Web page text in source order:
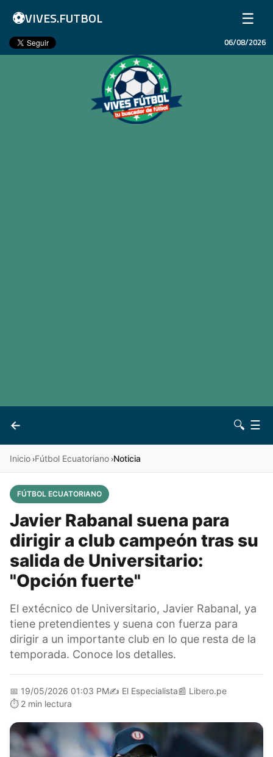
⚽VIVES.FUTBOL ☰
Inicio
06/08/2026
←
Vives 🔍 ☰
Inicio ›Fútbol Ecuatoriano ›Noticia
FÚTBOL ECUATORIANO
Javier Rabanal suena para
dirigir a club campeón tras su
salida de Universitario:
"Opción fuerte"
El extécnico de Universitario, Javier Rabanal, ya
tiene pretendientes y suena con fuerza para
dirigir a un importante club en lo que resta de la
temporada. Conoce los detalles.
📅 19/05/2026 01:03 PM✍️ El Especialista📰 Libero.pe
⏱️ 2 min lectura